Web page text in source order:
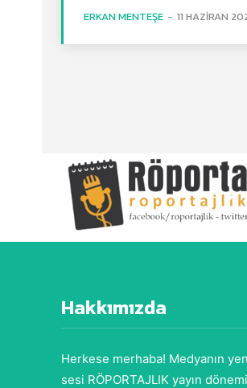
ERKAN MENTEŞE - 11 HAZIRAN
Hakkımızda
Herkese merhaba! Medyanın
sesi RÖPORTAJLIK yayın